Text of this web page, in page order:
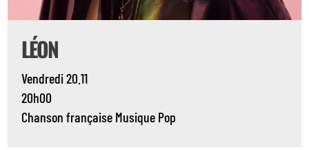
LÉON
Vendredi 20.11
20h00
Chanson française Musique Pop